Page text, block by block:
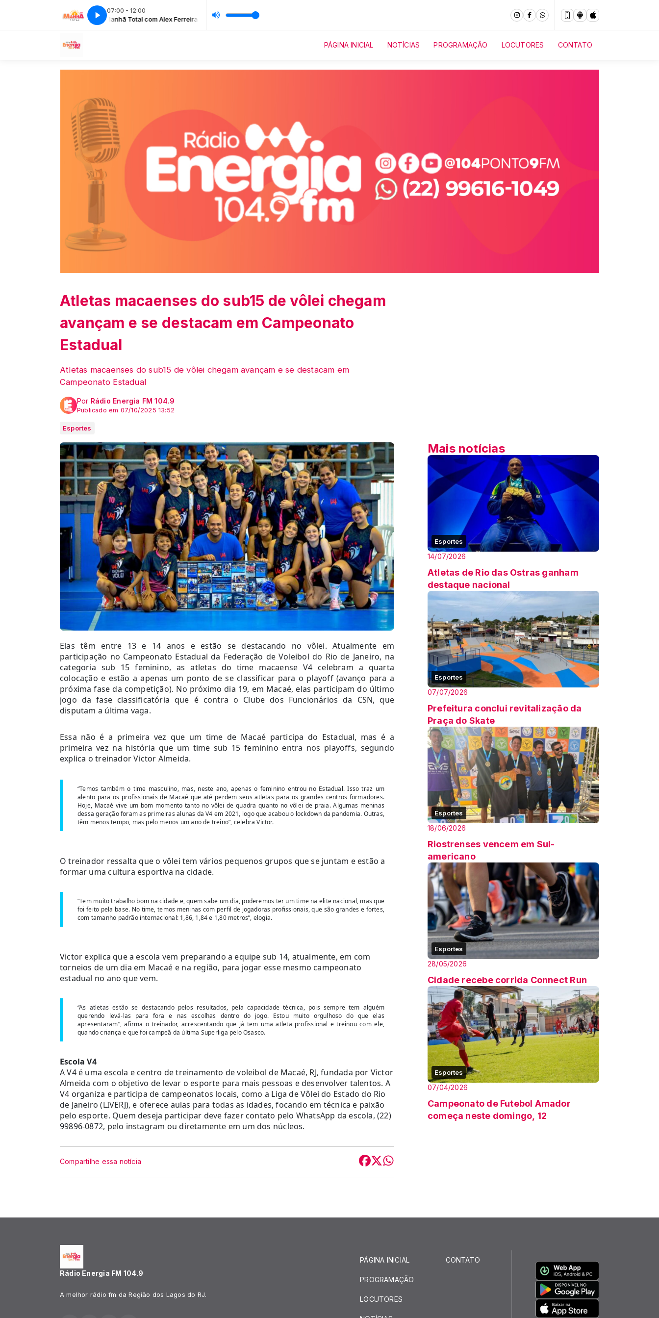
07:00 - 12:00
Total com Alex Ferreira Manhã Total com Alex Ferreira
PÁGINA INICIAL NOTÍCIAS PROGRAMAÇÃO LOCUTORES CONTATO
Atletas macaenses do sub15 de vôlei chegam
avançam e se destacam em Campeonato
Estadual
Atletas macaenses do sub15 de vôlei chegam avançam e se destacam em
Campeonato Estadual
Por Rádio Energia FM 104.9
Publicado em 07/10/2025 13:52
Esportes
Elas têm entre 13 e 14 anos e estão se destacando no vôlei. Atualmente em
participação no Campeonato Estadual da Federação de Voleibol do Rio de Janeiro, na
categoria sub 15 feminino, as atletas do time macaense V4 celebram a quarta
colocação e estão a apenas um ponto de se classificar para o playoff (avanço para a
próxima fase da competição). No próximo dia 19, em Macaé, elas participam do último
jogo da fase classificatória que é contra o Clube dos Funcionários da CSN, que
disputam a última vaga.
Essa não é a primeira vez que um time de Macaé participa do Estadual, mas é a
primeira vez na história que um time sub 15 feminino entra nos playoffs, segundo
explica o treinador Victor Almeida.
“Temos também o time masculino, mas, neste ano, apenas o feminino entrou no Estadual. Isso traz um
alento para os profissionais de Macaé que até perdem seus atletas para os grandes centros formadores.
Hoje, Macaé vive um bom momento tanto no vôlei de quadra quanto no vôlei de praia. Algumas meninas
dessa geração foram as primeiras alunas da V4 em 2021, logo que acabou o lockdown da pandemia. Outras,
têm menos tempo, mas pelo menos um ano de treino”, celebra Victor.
O treinador ressalta que o vôlei tem vários pequenos grupos que se juntam e estão a
formar uma cultura esportiva na cidade.
“Tem muito trabalho bom na cidade e, quem sabe um dia, poderemos ter um time na elite nacional, mas que
foi feito pela base. No time, temos meninas com perfil de jogadoras profissionais, que são grandes e fortes,
com tamanho padrão internacional: 1,86, 1,84 e 1,80 metros”, elogia.
Victor explica que a escola vem preparando a equipe sub 14, atualmente, em com
torneios de um dia em Macaé e na região, para jogar esse mesmo campeonato
estadual no ano que vem.
“As atletas estão se destacando pelos resultados, pela capacidade técnica, pois sempre tem alguém
querendo levá-las para fora e nas escolhas dentro do jogo. Estou muito orgulhoso do que elas
apresentaram”, afirma o treinador, acrescentando que já tem uma atleta profissional e treinou com ele,
quando criança e que foi campeã da última Superliga pelo Osasco.
Escola V4
A V4 é uma escola e centro de treinamento de voleibol de Macaé, RJ, fundada por Victor
Almeida com o objetivo de levar o esporte para mais pessoas e desenvolver talentos. A
V4 organiza e participa de campeonatos locais, como a Liga de Vôlei do Estado do Rio
de Janeiro (LIVERJ), e oferece aulas para todas as idades, focando em técnica e paixão
pelo esporte. Quem deseja participar deve fazer contato pelo WhatsApp da escola, (22)
99896-0872, pelo instagram ou diretamente em um dos núcleos.
Compartilhe essa notícia
Mais notícias
Esportes
14/07/2026
Atletas de Rio das Ostras ganham
destaque nacional
Esportes
07/07/2026
Prefeitura conclui revitalização da
Praça do Skate
Esportes
18/06/2026
Riostrenses vencem em Sul-
americano
Esportes
28/05/2026
Cidade recebe corrida Connect Run
Esportes
07/04/2026
Campeonato de Futebol Amador
começa neste domingo, 12
Rádio Energia FM 104.9
A melhor rádio fm da Região dos Lagos do RJ.
PÁGINA INICIAL
PROGRAMAÇÃO
LOCUTORES
CONTATO